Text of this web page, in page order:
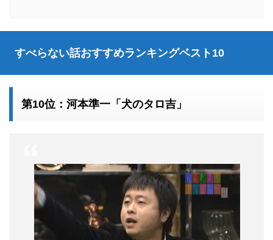
すべらない話おすすめランキングベスト10
第10位：河本準一「犬のタロ吉」